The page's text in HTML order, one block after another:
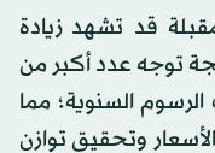
قد تشهد زيادة
توجه عدد أكبر من
الرسوم السنوية؛ مما
وتحقيق توازن